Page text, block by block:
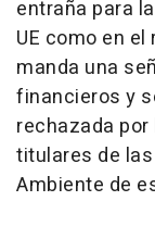
entraña para
UE como en
manda una
financieros y
rechazada
titulares de
Ambiente de